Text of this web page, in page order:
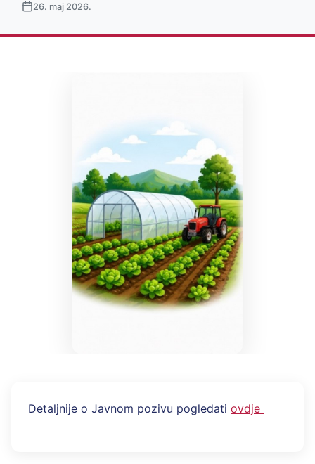
26. maj 2026.
Detaljnije o Javnom pozivu pogledati ovdje